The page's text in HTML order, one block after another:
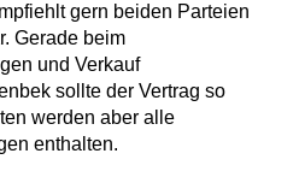
gern beiden Parteien
Gerade beim
und Verkauf
sollte der Vertrag so
werden aber alle
enthalten.